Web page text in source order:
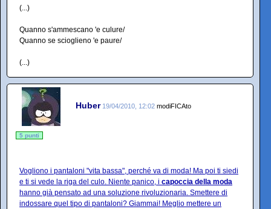
(...)
Quanno s'ammescano 'e culure/
Quanno se scioglieno 'e paure/
(...)
Huber 19/04/2010, 12:02 modiFICAto
5 punti
Vogliono i pantaloni "vita bassa", perché va di moda! Ma poi ti siedi
e ti si vede la riga del culo. Niente panico, i capoccia della moda
hanno già pensato ad una soluzione rivoluzionaria. Smettere di
indossare quel tipo di pantaloni? Giammai! Meglio mettere un